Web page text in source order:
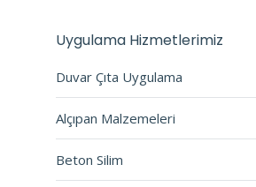
Uygulama Hizmetlerimiz
Duvar Çıta Uygulama
Alçıpan Malzemeleri
Beton Silim